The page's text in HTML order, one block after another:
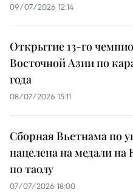
09/07/2026 12:14
Открытие 13-го
Восточной Азии по
года
08/07/2026 15:11
Сборная Вьетнама по
нацелена на медали на
по таолу
07/07/2026 18:00